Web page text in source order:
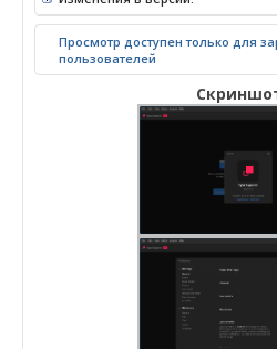
Просмотр доступен только для
пользователей